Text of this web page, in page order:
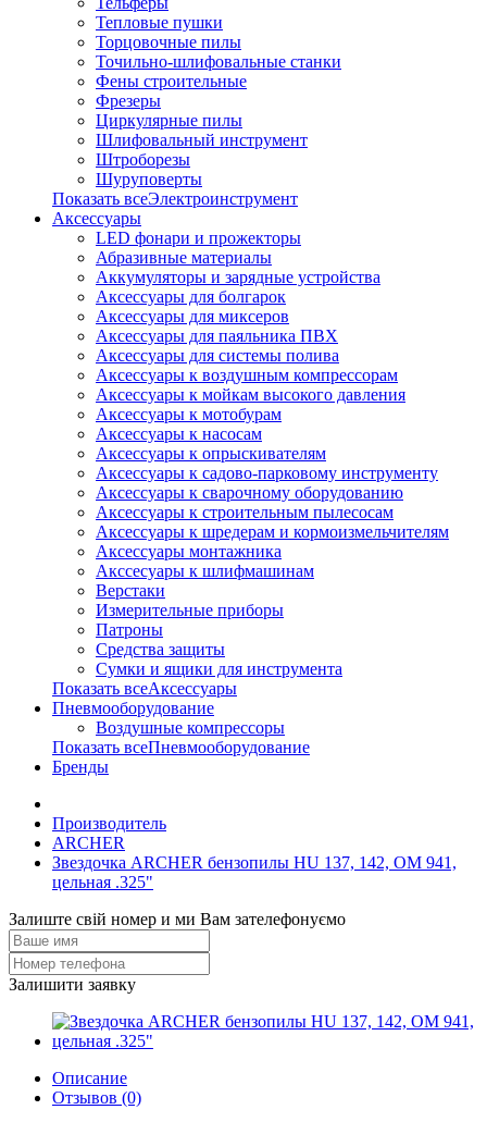
Тепловые пушки
Торцовочные пилы
Точильно-шлифовальные станки
Фены строительные
Фрезеры
Циркулярные пилы
Шлифовальный инструмент
Штроборезы
Шуруповерты
Показать всеЭлектроинструмент
Аксессуары
LED фонари и прожекторы
Абразивные материалы
Аккумуляторы и зарядные устройства
Аксессуары для болгарок
Аксессуары для миксеров
Аксессуары для паяльника ПВХ
Аксессуары для системы полива
Аксессуары к воздушным компрессорам
Аксессуары к мойкам высокого давления
Аксессуары к мотобурам
Аксессуары к насосам
Аксессуары к опрыскивателям
Аксессуары к садово-парковому инструменту
Аксессуары к сварочному оборудованию
Аксессуары к строительным пылесосам
Аксессуары к шредерам и кормоизмельчителям
Аксессуары монтажника
Акссесуары к шлифмашинам
Верстаки
Измерительные приборы
Патроны
Средства защиты
Сумки и ящики для инструмента
Показать всеАксессуары
Пневмооборудование
Воздушные компрессоры
Показать всеПневмооборудование
Бренды
Производитель
ARCHER
Звездочка ARCHER бензопилы HU 137, 142, OM 941,
цельная .325"
Залиште свій номер и ми Вам зателефонуємо
Залишити заявку
Описание
Отзывов (0)